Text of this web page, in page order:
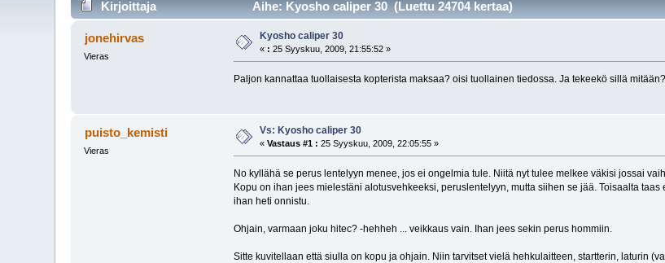
Kirjoittaja Aihe: Kyosho caliper 30 (Luettu 24704 kertaa)
jonehirvas
Vieras
Kyosho caliper 30
« : 25 Syyskuu, 2009, 21:55:52 »
Paljon kannattaa tuollaisesta kopterista maksaa? oisi tuollainen tiedossa. Ja tekeekö sillä
puisto_kemisti
Vieras
Vs: Kyosho caliper 30
«Vastaus #1 : 25 Syyskuu, 2009, 22:05:55 »
No kyllähä se perus lentelyyn menee, jos ei ongelmia tule. Niitä nyt tulee melkee väkisi jossai
Kopu on ihan jees mielestäni alotusvehkeeksi, peruslentelyyn, mutta siihen se jää. Toisaalta
ihan heti onnistu.
Ohjain, varmaan joku hitec? -hehheh ... veikkaus vain. Ihan jees sekin perus hommiin.
Sitte kuvitellaan että siulla on kopu ja ohjain. Niin tarvitset vielä hehkulaitteen, startterin, laturin